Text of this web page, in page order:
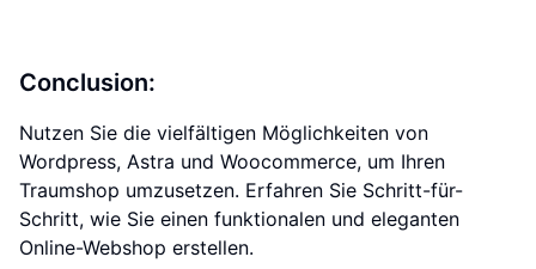
Conclusion:
Nutzen Sie die vielfältigen Möglichkeiten von
Wordpress, Astra und Woocommerce, um Ihren
Traumshop umzusetzen. Erfahren Sie Schritt-für-
Schritt, wie Sie einen funktionalen und eleganten
Online-Webshop erstellen.